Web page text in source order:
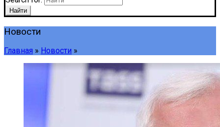
Найти
Новости
Главная » Новости »